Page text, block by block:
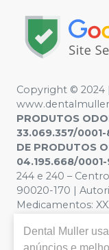
Copyright © 2024
PRODUTOS
33.069.357/0001-
DE PRODUTOS
04.195.668/
244 e 240 –
90020-170 |
Medicamentos:
Segurança -
Dental Muller
anúncios e